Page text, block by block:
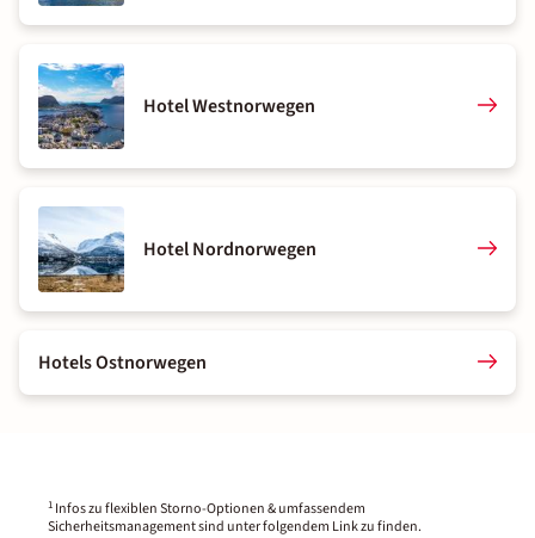
Hotel Westnorwegen
Hotel Nordnorwegen
Hotels Ostnorwegen
1 Infos zu flexiblen Storno-Optionen & umfassendem
Sicherheitsmanagement sind unter folgendem Link zu finden.